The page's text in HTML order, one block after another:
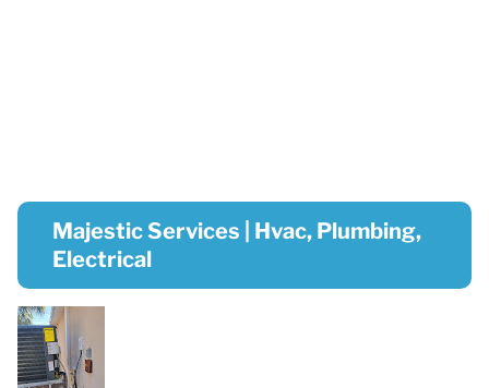
Majestic Services | Hvac, Plumbing,
Electrical